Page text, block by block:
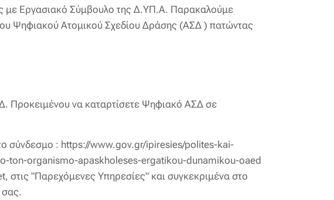
με Εργασιακό Σύμβουλο της Δ.ΥΠ.Α. Παρακαλούμε
Ψηφιακού Ατομικού Σχεδίου Δράσης (ΑΣΔ ) πατώντας
Προκειμένου να καταρτίσετε Ψηφιακό ΑΣΔ σε
σύνδεσμο : https://www.gov.gr/ipiresies/polites-kai-
ton-organismo-apaskholeses-ergatikou-dunamikou-oaed
στις "Παρεχόμενες Υπηρεσίες" και συγκεκριμένα στο
σας.